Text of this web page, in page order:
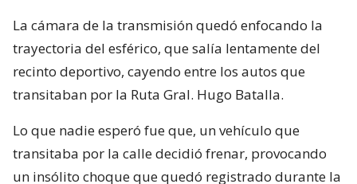
La cámara de la transmisión quedó enfocando la
trayectoria del esférico, que salía lentamente del
recinto deportivo, cayendo entre los autos que
transitaban por la Ruta Gral. Hugo Batalla.
Lo que nadie esperó fue que, un vehículo que
transitaba por la calle decidió frenar, provocando
un insólito choque que quedó registrado durante la